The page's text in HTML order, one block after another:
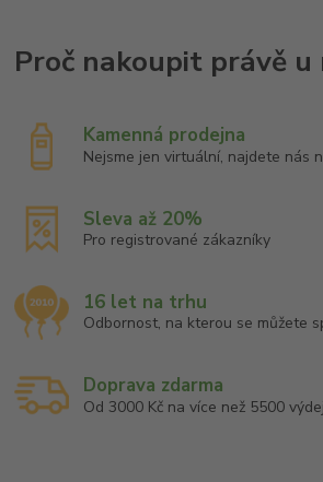
Kamenná prodejna
Nejsme jen virtuální, najdete nás
Sleva až 20%
Pro registrované zákazníky
16 let na trhu
Odbornost, na kterou se můžete
Doprava zdarma
Od 3000 Kč na více než 5500